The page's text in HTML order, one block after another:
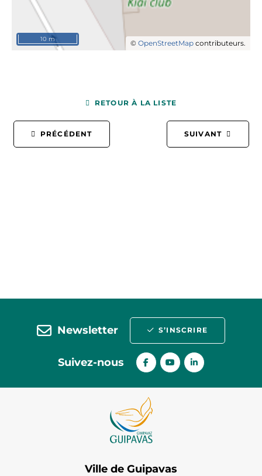
© OpenStreetMap contributeurs.
10 m
PRÉCÉDENT
RETOUR À LA LISTE
SUIVANT
Newsletter S’INSCRIRE
Suivez-nous
Ville de Guipavas